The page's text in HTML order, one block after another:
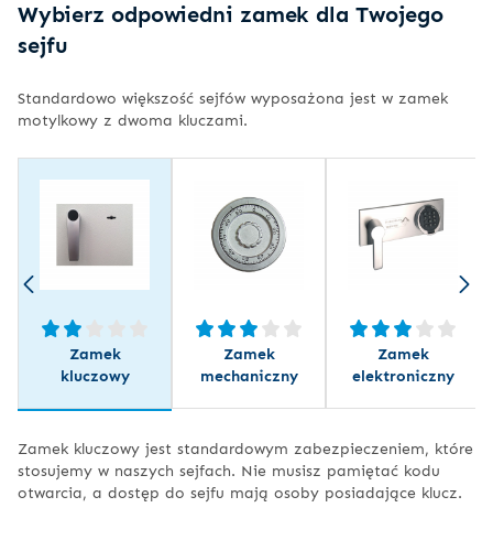
Wybierz odpowiedni zamek dla Twojego
sejfu
Standardowo większość sejfów wyposażona jest w zamek
motylkowy z dwoma kluczami.
Zamek
kluczowy
Zamek
mechaniczny
Zamek
elektroniczny
Zamek kluczowy jest standardowym zabezpieczeniem, które
stosujemy w naszych sejfach. Nie musisz pamiętać kodu
otwarcia, a dostęp do sejfu mają osoby posiadające klucz.